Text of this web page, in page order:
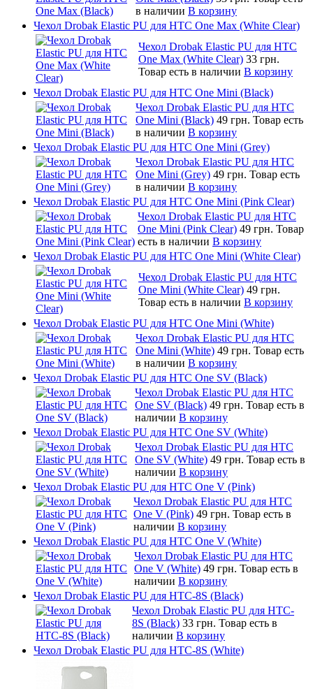
в наличии В корзину
Чехол Drobak Elastic PU для HTC One Max (White Clear)
Чехол Drobak Elastic PU для HTC
One Max (White Clear) 33 грн.
Товар есть в наличии В корзину
Чехол Drobak Elastic PU для HTC One Mini (Black)
Чехол Drobak Elastic PU для HTC
One Mini (Black) 49 грн. Товар есть
в наличии В корзину
Чехол Drobak Elastic PU для HTC One Mini (Grey)
Чехол Drobak Elastic PU для HTC
One Mini (Grey) 49 грн. Товар есть
в наличии В корзину
Чехол Drobak Elastic PU для HTC One Mini (Pink Clear)
Чехол Drobak Elastic PU для HTC
One Mini (Pink Clear) 49 грн. Товар
есть в наличии В корзину
Чехол Drobak Elastic PU для HTC One Mini (White Clear)
Чехол Drobak Elastic PU для HTC
One Mini (White Clear) 49 грн.
Товар есть в наличии В корзину
Чехол Drobak Elastic PU для HTC One Mini (White)
Чехол Drobak Elastic PU для HTC
One Mini (White) 49 грн. Товар есть
в наличии В корзину
Чехол Drobak Elastic PU для HTC One SV (Black)
Чехол Drobak Elastic PU для HTC
One SV (Black) 49 грн. Товар есть в
наличии В корзину
Чехол Drobak Elastic PU для HTC One SV (White)
Чехол Drobak Elastic PU для HTC
One SV (White) 49 грн. Товар есть в
наличии В корзину
Чехол Drobak Elastic PU для HTC One V (Pink)
Чехол Drobak Elastic PU для HTC
One V (Pink) 49 грн. Товар есть в
наличии В корзину
Чехол Drobak Elastic PU для HTC One V (White)
Чехол Drobak Elastic PU для HTC
One V (White) 49 грн. Товар есть в
наличии В корзину
Чехол Drobak Elastic PU для HTC-8S (Black)
Чехол Drobak Elastic PU для HTC-
8S (Black) 33 грн. Товар есть в
наличии В корзину
Чехол Drobak Elastic PU для HTC-8S (White)